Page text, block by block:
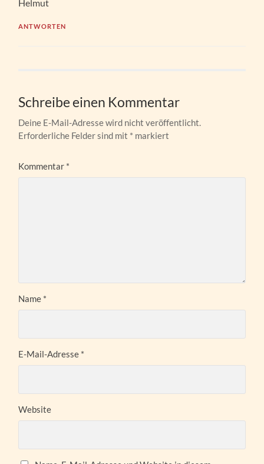
Helmut
ANTWORTEN
Schreibe einen Kommentar
Deine E-Mail-Adresse wird nicht veröffentlicht.
Erforderliche Felder sind mit * markiert
Kommentar *
Name *
E-Mail-Adresse *
Website